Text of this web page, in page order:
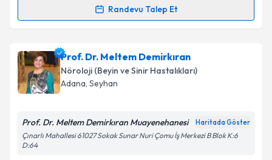
Takvim Talebini Gönder
Randevu Talep Et
takvim hazırlandığında e-posta ile bilgilendireceğiz.
E-posta Adresiniz
Kişisel verilerimin işlenmesine ilişkinAydınlatma
Prof. Dr. Meltem Demirkıran
Nöroloji (Beyin ve Sinir Hastalıkları)
Adana, Seyhan
Prof. Dr. Meltem Demirkıran Muayenehanesi Haritada Göster
Çınarlı Mahallesi 61027 Sokak Sunar Nuri Çomu İş Merkezi B Blok K:6
D:64